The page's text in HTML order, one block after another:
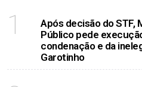
do estado
de Garotinho
1
Após decisão do STF,
Público pede
condenação e da
Garotinho